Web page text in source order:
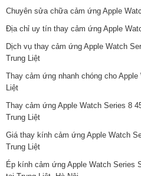
Chuyên sửa chữa cảm ứng Apple
Địa chỉ uy tín thay cảm ứng Apple
Dịch vụ thay cảm ứng Apple Watch
Trung Liệt
Thay cảm ứng nhanh chóng cho
Liệt
Thay cảm ứng Apple Watch Series 8
Trung Liệt
Giá thay kính cảm ứng Apple Watch
Trung Liệt
Ép kính cảm ứng Apple Watch Series